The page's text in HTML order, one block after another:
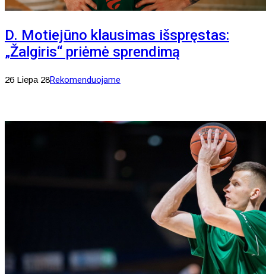
D. Motiejūno klausimas išspręstas:
„Žalgiris“ priėmė sprendimą
26 Liepa 28Rekomenduojame